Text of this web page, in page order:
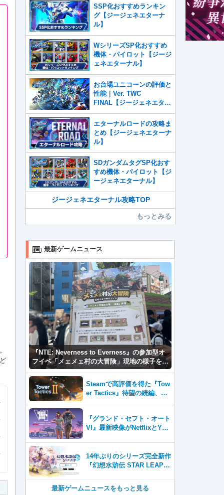
SSP化おすすめランキン
グ【ジージェネエターナ
ル】
WシリーズSP化おすすめ
機体・パイロット【ジージ
ェネエターナル】
お台場ユニコーンの評価と
性能｜Ver. TWC
FINAL【ジージェネエター
ナル】
エターナルロードの攻略ま
とめ【ジージェネエターナ
ル】
SDガンダムタグSP化おす
すめ機体・パイロット【ジ
ージェネエターナル】
ジージェネエターナル攻略TOP
もっとみる
最新ゲームニュース
『NTE: Neverness to Everness』の参加型オ
フイベ「メェメェ村の大冒険」現地の様子をレ
ポ！ミニゲームやコスプレイヤー撮影など盛り
だくさん！
Steamで高評価を得た『Tow
er Tactics』待望の続編、『T
『グランド・セフト・オート
VI』最新映像がNetflixとYou
14年ぶりのシリーズ完全新作
『幻想水滸伝 STAR LEAP』
最新ゲームニュースをもっと見る